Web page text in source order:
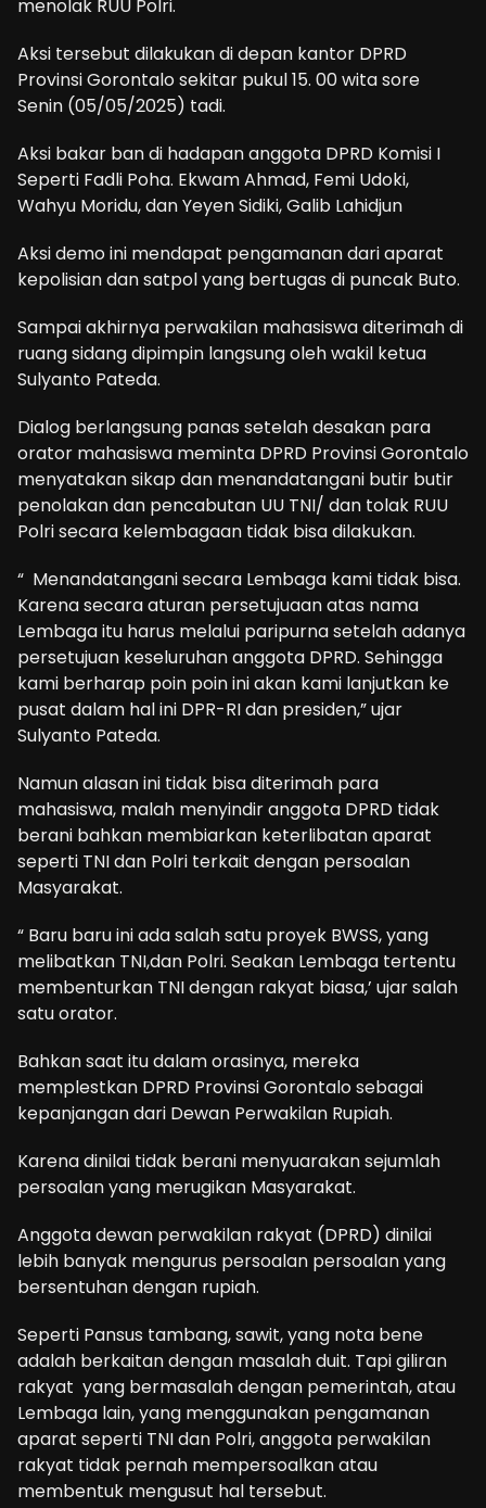
menolak RUU Polri.
Aksi tersebut dilakukan di depan kantor DPRD
Provinsi Gorontalo sekitar pukul 15. 00 wita sore
Senin (05/05/2025) tadi.
Aksi bakar ban di hadapan anggota DPRD Komisi I
Seperti Fadli Poha. Ekwam Ahmad, Femi Udoki,
Wahyu Moridu, dan Yeyen Sidiki, Galib Lahidjun
Aksi demo ini mendapat pengamanan dari aparat
kepolisian dan satpol yang bertugas di puncak Buto.
Sampai akhirnya perwakilan mahasiswa diterimah di
ruang sidang dipimpin langsung oleh wakil ketua
Sulyanto Pateda.
Dialog berlangsung panas setelah desakan para
orator mahasiswa meminta DPRD Provinsi Gorontalo
menyatakan sikap dan menandatangani butir butir
penolakan dan pencabutan UU TNI/ dan tolak RUU
Polri secara kelembagaan tidak bisa dilakukan.
“ Menandatangani secara Lembaga kami tidak bisa.
Karena secara aturan persetujuaan atas nama
Lembaga itu harus melalui paripurna setelah adanya
persetujuan keseluruhan anggota DPRD. Sehingga
kami berharap poin poin ini akan kami lanjutkan ke
pusat dalam hal ini DPR-RI dan presiden,” ujar
Sulyanto Pateda.
Namun alasan ini tidak bisa diterimah para
mahasiswa, malah menyindir anggota DPRD tidak
berani bahkan membiarkan keterlibatan aparat
seperti TNI dan Polri terkait dengan persoalan
Masyarakat.
“ Baru baru ini ada salah satu proyek BWSS, yang
melibatkan TNI,dan Polri. Seakan Lembaga tertentu
membenturkan TNI dengan rakyat biasa,’ ujar salah
satu orator.
Bahkan saat itu dalam orasinya, mereka
memplestkan DPRD Provinsi Gorontalo sebagai
kepanjangan dari Dewan Perwakilan Rupiah.
Karena dinilai tidak berani menyuarakan sejumlah
persoalan yang merugikan Masyarakat.
Anggota dewan perwakilan rakyat (DPRD) dinilai
lebih banyak mengurus persoalan persoalan yang
bersentuhan dengan rupiah.
Seperti Pansus tambang, sawit, yang nota bene
adalah berkaitan dengan masalah duit. Tapi giliran
rakyat yang bermasalah dengan pemerintah, atau
Lembaga lain, yang menggunakan pengamanan
aparat seperti TNI dan Polri, anggota perwakilan
rakyat tidak pernah mempersoalkan atau
membentuk mengusut hal tersebut.